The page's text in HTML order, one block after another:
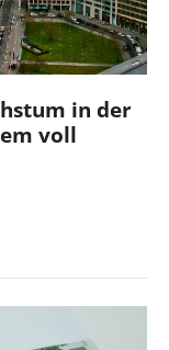
in der
voll